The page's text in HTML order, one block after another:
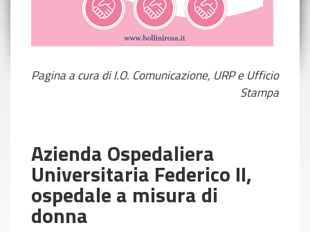
Pagina a cura di I.O. Comunicazione, URP e Ufficio
Stampa
Azienda Ospedaliera
Universitaria Federico II,
ospedale a misura di
donna